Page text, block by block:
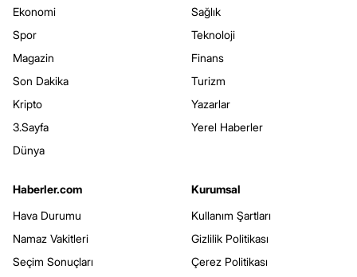
Ekonomi
Spor
Magazin
Son Dakika
Kripto
3.Sayfa
Dünya
Sağlık
Teknoloji
Finans
Turizm
Yazarlar
Yerel Haberler
Haberler.com
Hava Durumu
Namaz Vakitleri
Seçim Sonuçları
Kurumsal
Kullanım Şartları
Gizlilik Politikası
Çerez Politikası